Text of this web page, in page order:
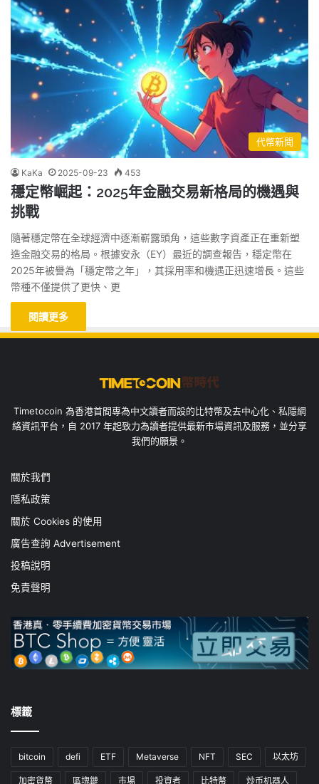
代幣新聞
KaKa 2025-09-23 453
穩定幣崛起：2025年金融交易新格局的機遇與
挑戰
隨著穩定幣在全球經濟中逐漸嶄露頭角，這些數字資產正在重新塑
造金融交易的格局。根據安永（EY）最近的調查報告，穩定幣在
2025年被譽為「穩定幣之年」，其採用率和機遇正迅速增長。這些
幣種不僅提供了更快、更
閱讀更多
Timetocoin 為香港首間專為中文讀者而設的比特幣及去中心化、私隱網
絡資訊平台，自 2017 年起致力為讀者提供最新市場資訊及服務，並分享
我們的願景。
關於我們
隱私政策
關於 Cookies 的使用
廣告查詢 Advertisement
投稿說明
免責聲明
標籤
bitcoin defi ETF Metaverse NFT SEC 以太坊
加密貨幣 區塊鏈 市場 投資者 比特幣 炒币机器人